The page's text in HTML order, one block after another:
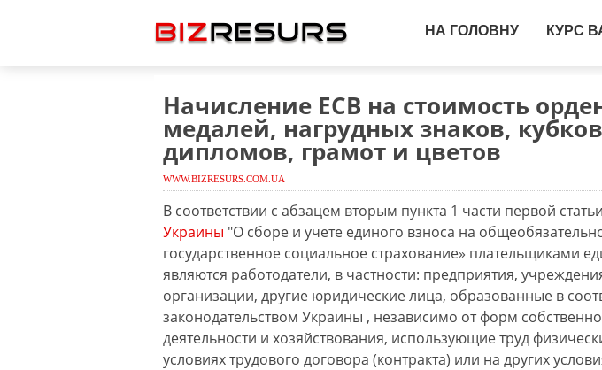
НА ГОЛОВНУ КУРС
Начисление ЕСВ на стоимость
медалей, нагрудных знаков,
дипломов, грамот и цветов
WWW.BIZRESURS.COM.UA
В соответствии с абзацем вторым пункта 1 части первой
Украины "О сборе и учете единого взноса на
государственное социальное страхование» плательщиками
являются работодатели, в частности: предприятия,
организации, другие юридические лица, образованные в
законодательством Украины , независимо от форм
деятельности и хозяйствования, использующие труд
условиях трудового договора (контракта) или на других